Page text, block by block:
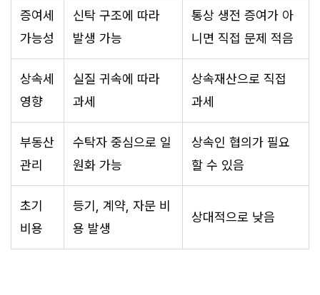
증여세
가능성
신탁 구조에 따라
발생 가능
통상 생전 증여가 아
니면 직접 문제 적음
상속세
영향
실질 귀속에 따라
과세
상속재산으로 직접
과세
부동산
관리
수탁자 중심으로 일
원화 가능
상속인 협의가 필요
할 수 있음
초기
비용
등기, 계약, 자문 비
용 발생
상대적으로 낮음